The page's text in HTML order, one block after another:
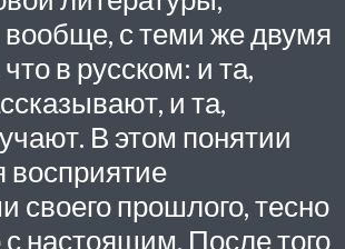
вообще, с теми же двумя
в русском: и та,
и та,
В этом понятии
восприятие
своего прошлого, тесно
с настоящим. После того